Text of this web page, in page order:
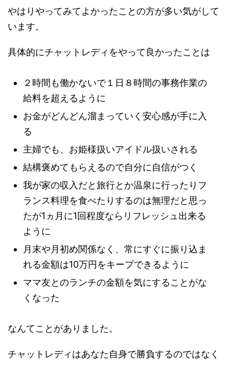
やはりやってみてよかったことの方が多い気がして
います。
具体的にチャットレディをやって良かったことは
２時間も働かないで１日８時間の事務作業の
給料を超えるように
お金がどんどん溜まっていく安心感が手に入
る
主婦でも、お姫様扱いアイドル扱いされる
結構褒めてもらえるので自分に自信がつく
我が家の収入だと旅行とか温泉に行ったりフ
ランス料理を食べたりするのは無理だと思っ
たが1ヵ月に1回程度ならリフレッシュ出来る
ように
月末や月初め関係なく、常にすぐに振り込ま
れる金額は10万円をキープできるように
ママ友とのランチの金額を気にすることがな
くなった
なんてことがありました。
チャットレディはあなた自身で勝負するのではなく